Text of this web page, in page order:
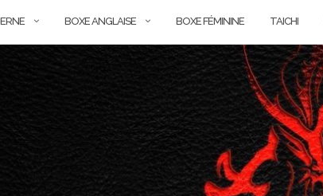
BOXE ANGLAISE BOXE FÉMININE TAICHI